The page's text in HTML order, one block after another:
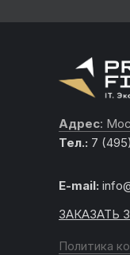
Адрес:
Тел.: 7
E-mail:
Политика
ЗАКАЗАТЬ